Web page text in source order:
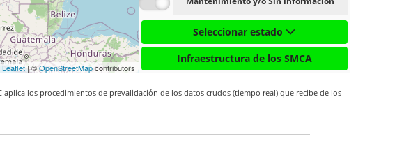
Leaflet| ©OpenStreetMapcontributors
Seleccionar estado
Infraestructura de los SMCA
los procedimientos de prevalidación de los datos crudos (tiempo real) que recibe de los